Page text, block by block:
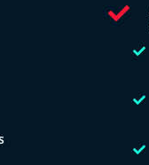



